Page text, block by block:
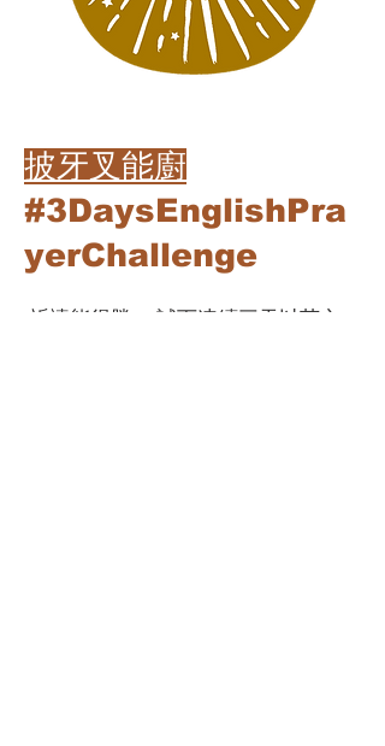
披牙叉能廚
#3DaysEnglishPra
yerChallenge
祈禱能得勝 。試下連續三天以英文